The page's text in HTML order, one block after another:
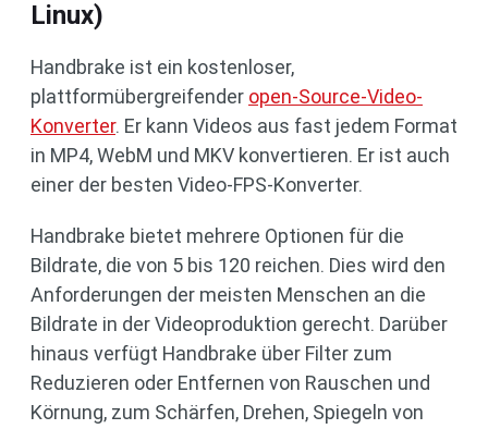
Linux)
Handbrake ist ein kostenloser,
plattformübergreifender open-Source-Video-
Konverter. Er kann Videos aus fast jedem Format
in MP4, WebM und MKV konvertieren. Er ist auch
einer der besten Video-FPS-Konverter.
Handbrake bietet mehrere Optionen für die
Bildrate, die von 5 bis 120 reichen. Dies wird den
Anforderungen der meisten Menschen an die
Bildrate in der Videoproduktion gerecht. Darüber
hinaus verfügt Handbrake über Filter zum
Reduzieren oder Entfernen von Rauschen und
Körnung, zum Schärfen, Drehen, Spiegeln von